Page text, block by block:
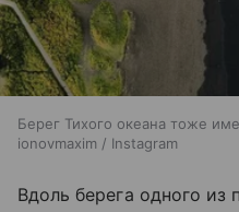
Берег Тихого океана тоже
ionovmaxim / Instagram
Вдоль берега одного из